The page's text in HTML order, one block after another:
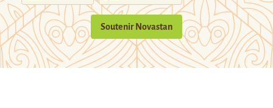
Soutenir Novastan